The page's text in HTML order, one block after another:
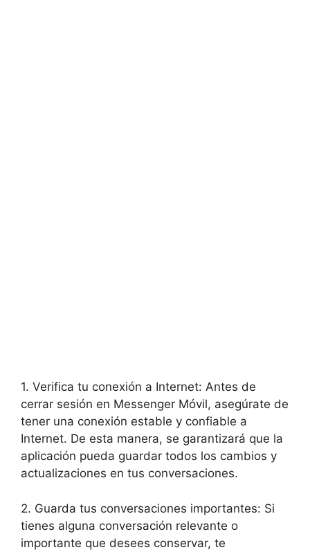
1. Verifica tu conexión a Internet: Antes de
cerrar sesión en Messenger Móvil, asegúrate de⁣
tener una conexión ‍estable ⁣y confiable a
⁣Internet. ⁤De ​esta⁤ manera, se garantizará que⁤ la
aplicación pueda guardar todos los ⁣cambios ⁣y
actualizaciones en tus conversaciones.
2. Guarda​ tus conversaciones ⁤importantes: Si
tienes alguna conversación relevante o
importante que desees conservar, ⁤te